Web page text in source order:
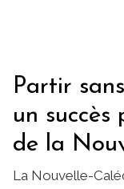
Partir
un
de la
La Nouvelle-